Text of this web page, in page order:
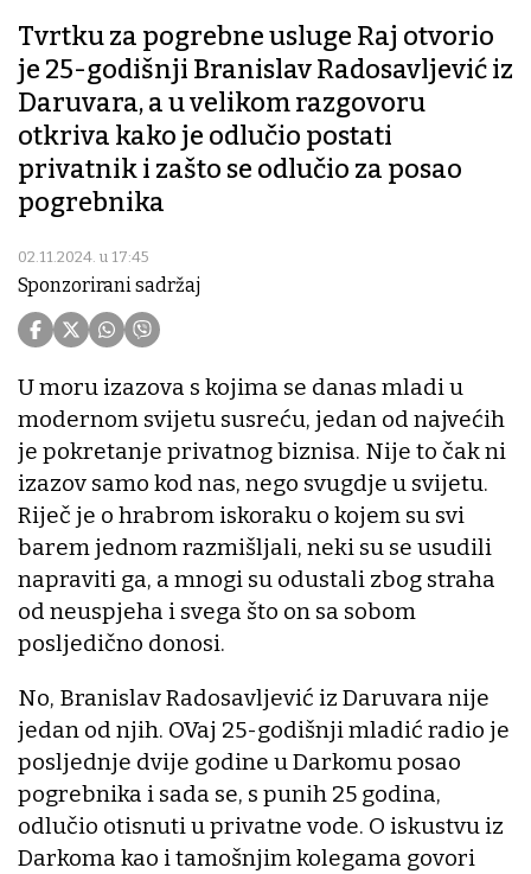
Tvrtku za pogrebne usluge Raj otvorio
je 25-godišnji Branislav Radosavljević iz
Daruvara, a u velikom razgovoru
otkriva kako je odlučio postati
privatnik i zašto se odlučio za posao
pogrebnika
02.11.2024. u 17:45
Sponzorirani sadržaj
U moru izazova s kojima se danas mladi u
modernom svijetu susreću, jedan od najvećih
je pokretanje privatnog biznisa. Nije to čak ni
izazov samo kod nas, nego svugdje u svijetu.
Riječ je o hrabrom iskoraku o kojem su svi
barem jednom razmišljali, neki su se usudili
napraviti ga, a mnogi su odustali zbog straha
od neuspjeha i svega što on sa sobom
posljedično donosi.
No, Branislav Radosavljević iz Daruvara nije
jedan od njih. OVaj 25-godišnji mladić radio je
posljednje dvije godine u Darkomu posao
pogrebnika i sada se, s punih 25 godina,
odlučio otisnuti u privatne vode. O iskustvu iz
Darkoma kao i tamošnjim kolegama govori